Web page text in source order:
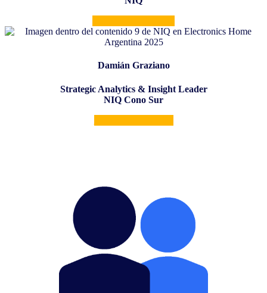
Damián Graziano
Strategic Analytics & Insight Leader
NIQ Cono Sur